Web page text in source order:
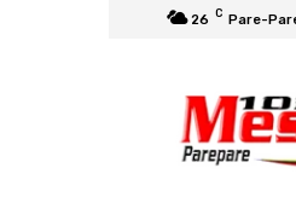
26 C Pare-